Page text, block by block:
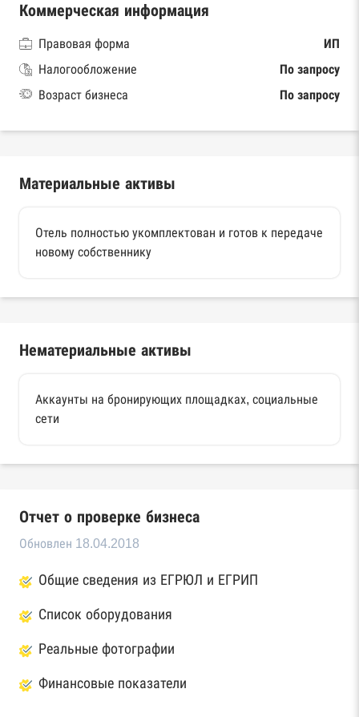
Коммерческая информация
Правовая форма
ИП
Налогообложение
По запросу
Возраст бизнеса
По запросу
Материальные активы
Отель полностью укомплектован и готов к передаче
новому собственнику
Нематериальные активы
Аккаунты на бронирующих площадках, социальные
сети
Отчет о проверке бизнеса
Обновлен 18.04.2018
Общие сведения из ЕГРЮЛ и ЕГРИП
Список оборудования
Реальные фотографии
Финансовые показатели